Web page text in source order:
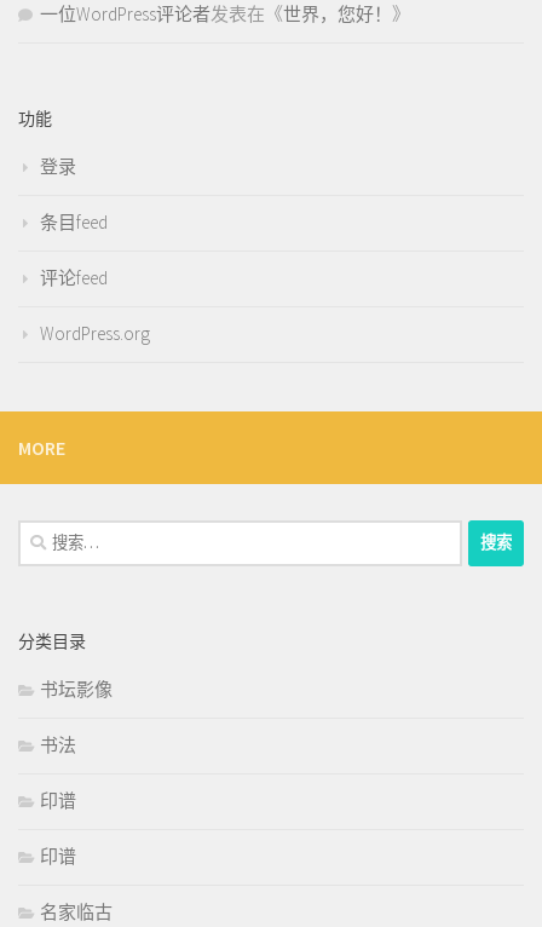
一位WordPress评论者发表在《世界，您好！ 》
功能
登录
条目feed
评论feed
WordPress.org
MORE
搜
索：
分类目录
书坛影像
书法
印谱
印谱
名家临古